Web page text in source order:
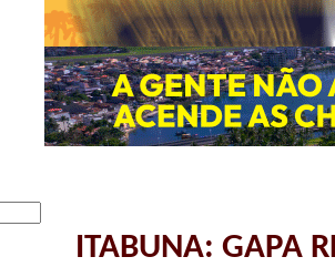
ITABUNA: GAPA